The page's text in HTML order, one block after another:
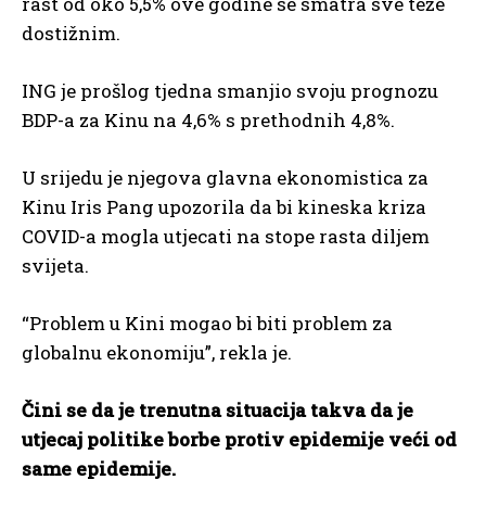
dostižnim.
ING je prošlog tjedna smanjio svoju prognozu
BDP-a za Kinu na 4,6% s prethodnih 4,8%.
U srijedu je njegova glavna ekonomistica za
Kinu Iris Pang upozorila da bi kineska kriza
COVID-a mogla utjecati na stope rasta diljem
svijeta.
“Problem u Kini mogao bi biti problem za
globalnu ekonomiju”, rekla je.
Čini se da je trenutna situacija takva da je
utjecaj politike borbe protiv epidemije veći od
same epidemije.